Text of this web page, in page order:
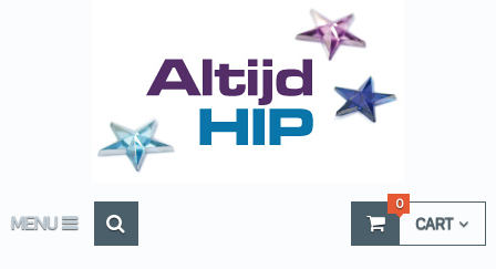
MENU CART
0